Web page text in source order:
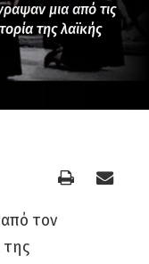
μια από τις
της λαϊκής
τον